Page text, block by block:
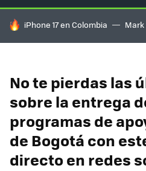
HOY SE HABLA DE
iPhone 17 en Colombia
No te pierdas las
sobre la entrega
programas de
de Bogotá con
directo en redes